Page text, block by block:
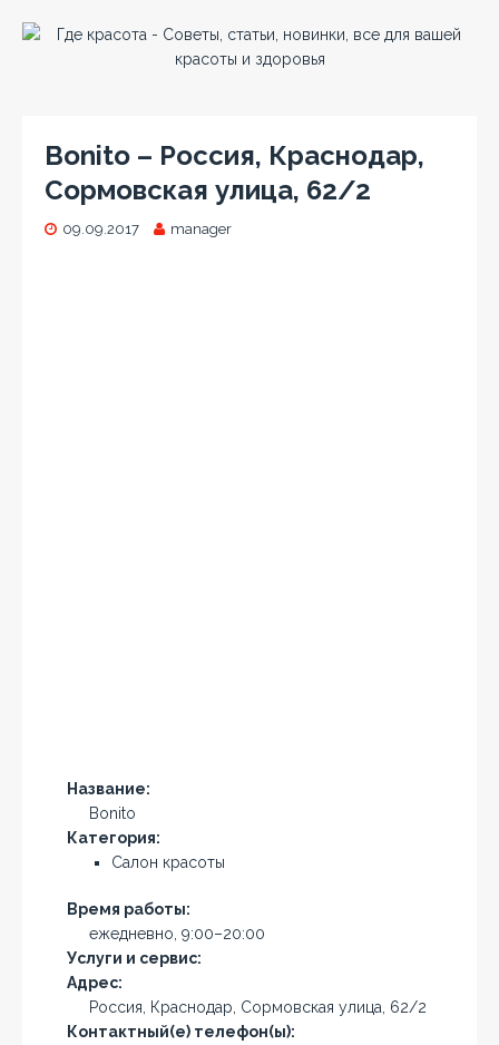
Bonito – Россия, Краснодар,
Сормовская улица, 62/2
09.09.2017 manager
Название:
Bonito
Категория:
Салон красоты
Время работы:
ежедневно, 9:00–20:00
Услуги и сервис:
Адрес:
Россия, Краснодар, Сормовская улица, 62/2
Контактный(е) телефон(ы):